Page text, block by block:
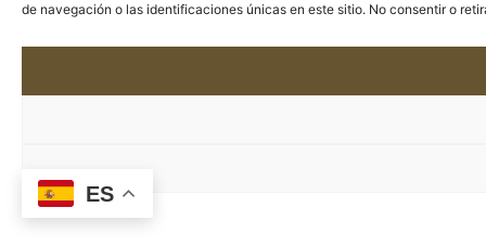
de navegación o las identificaciones únicas en este sitio. No consentir o
ES